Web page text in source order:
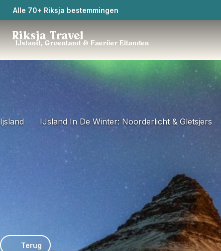
Alle 70+ Riksja bestemmingen
Riksja Travel
IJsland, Groenland & Faeröer Eilanden
Ijsland IJsland In De Winter: Noorderlicht & Gletsjers
Terug